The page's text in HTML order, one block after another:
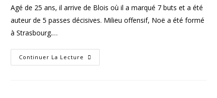
la
publication :
Agé de 25 ans, il arrive de Blois où il a marqué 7 buts et a été
auteur de 5 passes décisives. Milieu offensif, Noë a été formé
à Strasbourg.…
Continuer La Lecture NOË
SOMMER